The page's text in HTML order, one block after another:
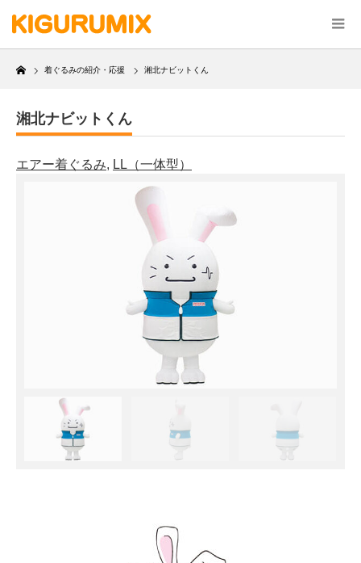
Home
着ぐるみの紹介・応援 湘北ナビットくん
湘北ナビットくん
エアー着ぐるみ, LL（一体型）